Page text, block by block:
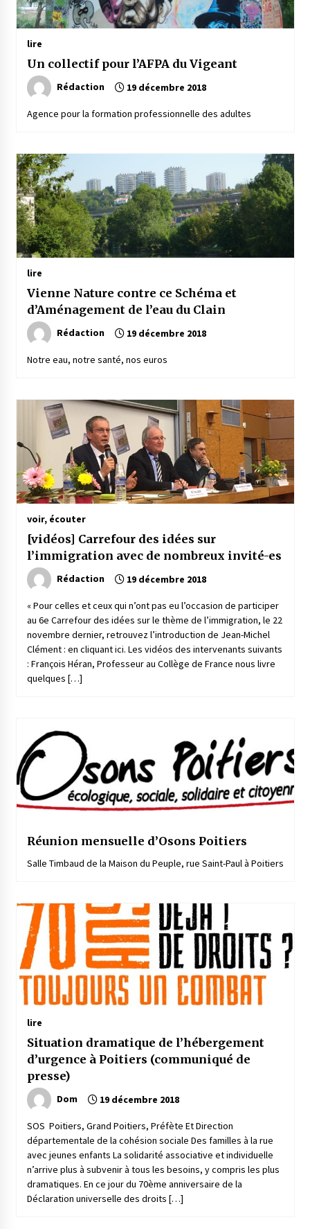
lire
Un collectif pour l’AFPA du Vigeant
Rédaction 19 décembre 2018
Agence pour la formation professionnelle des adultes
lire
Vienne Nature contre ce Schéma et
d’Aménagement de l’eau du Clain
Rédaction 19 décembre 2018
Notre eau, notre santé, nos euros
voir, écouter
[vidéos] Carrefour des idées sur
l’immigration avec de nombreux invité-es
Rédaction 19 décembre 2018
« Pour celles et ceux qui n’ont pas eu l’occasion de participer
au 6e Carrefour des idées sur le thème de l’immigration, le 22
novembre dernier, retrouvez l’introduction de Jean-Michel
Clément : en cliquant ici. Les vidéos des intervenants suivants
: François Héran, Professeur au Collège de France nous livre
quelques […]
Réunion mensuelle d’Osons Poitiers
Salle Timbaud de la Maison du Peuple, rue Saint-Paul à Poitiers
lire
Situation dramatique de l’hébergement
d’urgence à Poitiers (communiqué de
presse)
Dom 19 décembre 2018
SOS Poitiers, Grand Poitiers, Préfète Et Direction
départementale de la cohésion sociale Des familles à la rue
avec jeunes enfants La solidarité associative et individuelle
n’arrive plus à subvenir à tous les besoins, y compris les plus
dramatiques. En ce jour du 70ème anniversaire de la
Déclaration universelle des droits […]